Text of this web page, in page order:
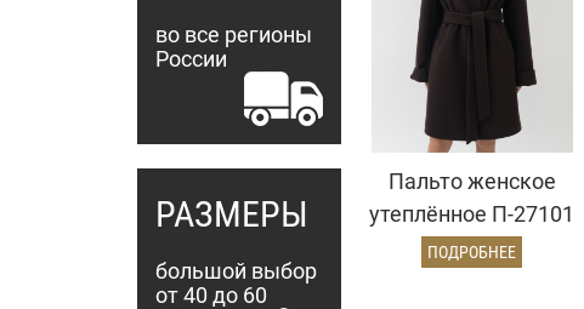
во все регионы
России
РАЗМЕРЫ
большой выбор
от 40 до 60
Пальто женское
утеплённое П-27101
УТ-04 (коричневый)
ПОДРОБНЕЕ